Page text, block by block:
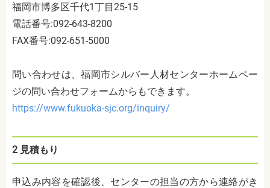
福岡市博多区千代1丁目25-15
電話番号:092-643-8200
FAX番号:092-651-5000
問い合わせは、福岡市シルバー人材センターホームペー
ジの問い合わせフォームからもできます。
https://www.fukuoka-sjc.org/inquiry/
2 見積もり
申込み内容を確認後、センターの担当の方から連絡がき